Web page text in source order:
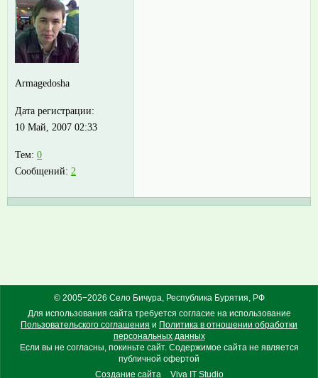
Armagedosha
Дата регистрации:
10 Май, 2007 02:33
Тем: 0
Сообщений: 2
© 2005−2026 Село Бичура, Республика Бурятия, РФ
Для использования сайта требуется согласие на использование
Пользовательского соглашения и Политика в отношении обработки
персональных данных
Если вы не согласны, покиньте сайт. Содержимое сайта не является
публичной офертой
Создание сайта
Viva IT Studio